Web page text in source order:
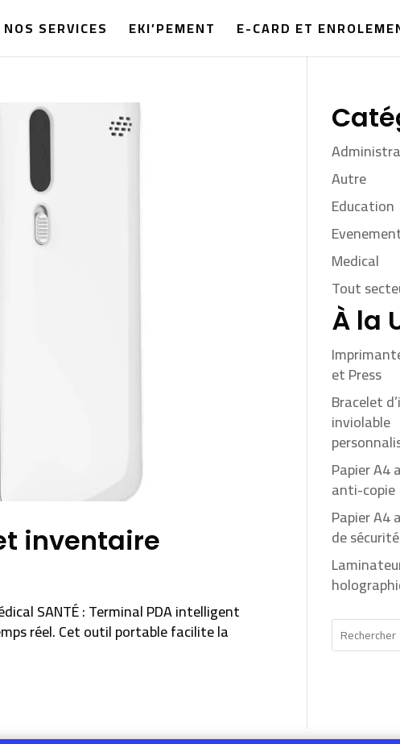
NOS SERVICES EKI’PEMENT E-CARD ET
inventaire
SANTÉ : Terminal PDA intelligent
réel. Cet outil portable facilite la
Autre
Education
Medical
Tout
À la
et Press
Bracelet
inviolable
Papier A4
anti-copie
Papier A4
de sécurité